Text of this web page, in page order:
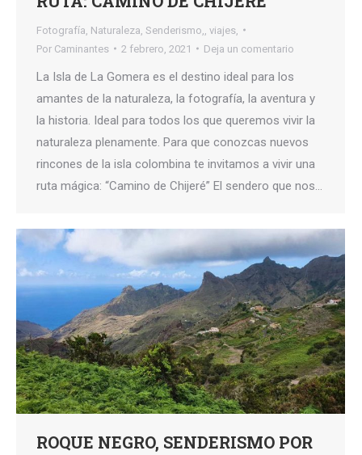
Fotografía Naturaleza Senderismo,
viajes,
Por Caminantes 2 febrero, 2021 Deja un comentario
La Isla de La Gomera es el destino ideal para los
amantes de la naturaleza, la fotografía, la aventura y
la historia. Ideal para todos los que queremos vivir la
naturaleza plenamente. Para que conozcas nuevos
rincones de la isla colombina te invitamos a vivir una
ruta mágica: “Camino de Chijeré” El sendero que nos…
ROQUE NEGRO, SENDERISMO POR